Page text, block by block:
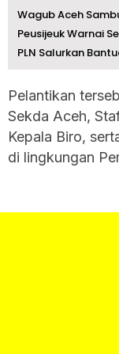
Peusijeuk Warnai
PLN Salurkan
‎Pelantikan
Sekda Aceh,
Kepala Biro,
di lingkungan